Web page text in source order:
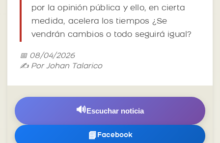
por la opinión pública y ello, en cierta
medida, acelera los tiempos ¿Se
vendrán cambios o todo seguirá igual?
📅 08/04/2026
✍️ Por Johan Talarico
🔊Escuchar noticia
📘 Facebook